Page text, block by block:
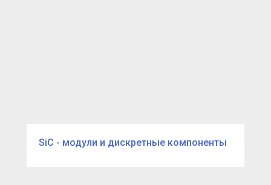
SiC - модули и дискретные компоненты